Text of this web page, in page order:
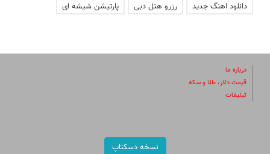
دانلود اهنگ جدید
رزرو هتل دبی پارتیشن شیشه ای
درباره ما
قیمت دلار، طلا و سکه
تبلیغات
نسخه دسکتاپ